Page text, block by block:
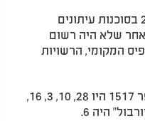
הכרטיס הזוכה נרכש ביוני 2025 בסוכנות עיתונים
שלא היה רשום
המקומי, הרשויות
המספרים הזוכים בהגרלה מספר 1517 היו 28, 10, 3, 16,